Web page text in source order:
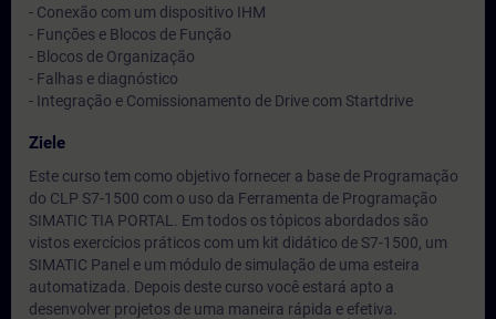
- Conexão com um dispositivo IHM
- Funções e Blocos de Função
- Blocos de Organização
- Falhas e diagnóstico
- Integração e Comissionamento de Drive com Startdrive
Ziele
Este curso tem como objetivo fornecer a base de Programação
do CLP S7-1500 com o uso da Ferramenta de Programação
SIMATIC TIA PORTAL. Em todos os tópicos abordados são
vistos exercícios práticos com um kit didático de S7-1500, um
SIMATIC Panel e um módulo de simulação de uma esteira
automatizada. Depois deste curso você estará apto a
desenvolver projetos de uma maneira rápida e efetiva.